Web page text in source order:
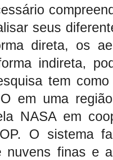
seus
direta, os
indireta,
tem
em uma
NASA em
O sistema
nuvens finas e